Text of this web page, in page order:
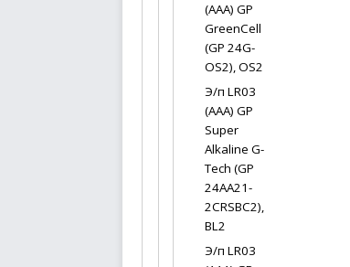
(AAA) GP
GreenCell
(GP 24G-
OS2), OS2
Э/п LR03
(AAA) GP
Super
Alkaline G-
Tech (GP
24AA21-
2CRSBC2),
BL2
Э/п LR03